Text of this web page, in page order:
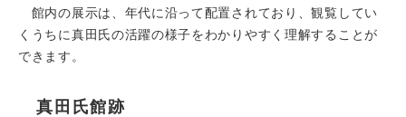
館内の展示は、年代に沿って配置されており、観覧してい
くうちに真田氏の活躍の様子をわかりやすく理解することが
できます。
真田氏館跡